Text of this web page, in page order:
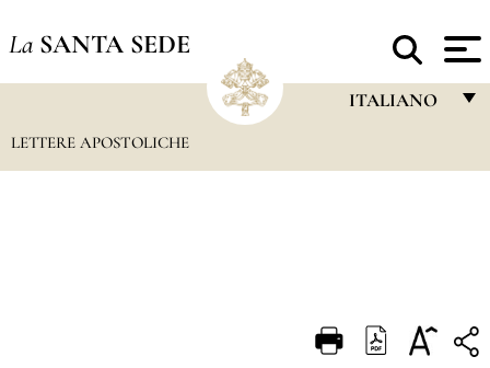
La SANTA SEDE
ITALIANO
DEUTSCH
LETTERE APOSTOLICHE